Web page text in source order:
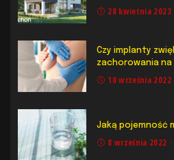
28 kwietnia 2023
Czy implanty
zachorowania na
10 września 2022
Jaką pojemność
8 września 2022